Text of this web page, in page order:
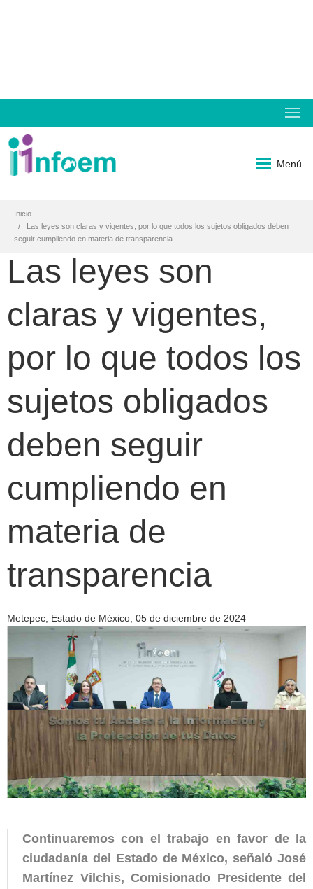
Menú
Inicio
Las leyes son claras y vigentes, por lo que todos los sujetos obligados deben
seguir cumpliendo en materia de transparencia
Las leyes son
claras y vigentes,
por lo que todos los
sujetos obligados
deben seguir
cumpliendo en
materia de
transparencia
Metepec, Estado de México, 05 de diciembre de 2024
Continuaremos con el trabajo en favor de la
ciudadanía del Estado de México, señaló José
Martínez Vilchis, Comisionado Presidente del